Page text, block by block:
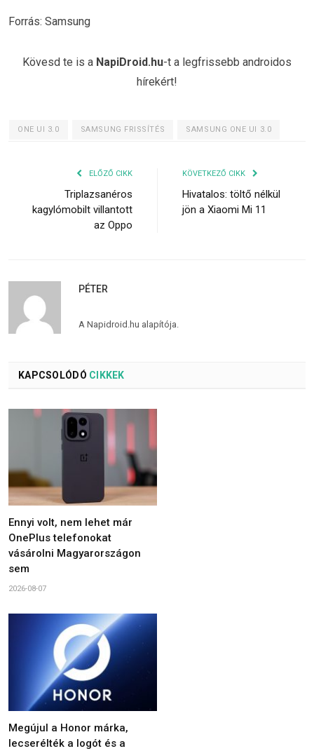
Forrás: Samsung
Kövesd te is a NapiDroid.hu-t a legfrissebb androidos
hírekért!
ONE UI 3.0 SAMSUNG FRISSÍTÉS SAMSUNG ONE UI 3.0
ELŐZŐ CIKK
Triplazsanéros
kagylómobilt villantott
az Oppo
KÖVETKEZŐ CIKK
Hivatalos: töltő nélkül
jön a Xiaomi Mi 11
PÉTER
A Napidroid.hu alapítója.
KAPCSOLÓDÓ CIKKEK
Ennyi volt, nem lehet már
OnePlus telefonokat
vásárolni Magyarországon
sem
2026-08-07
Megújul a Honor márka,
lecserélték a logót és a